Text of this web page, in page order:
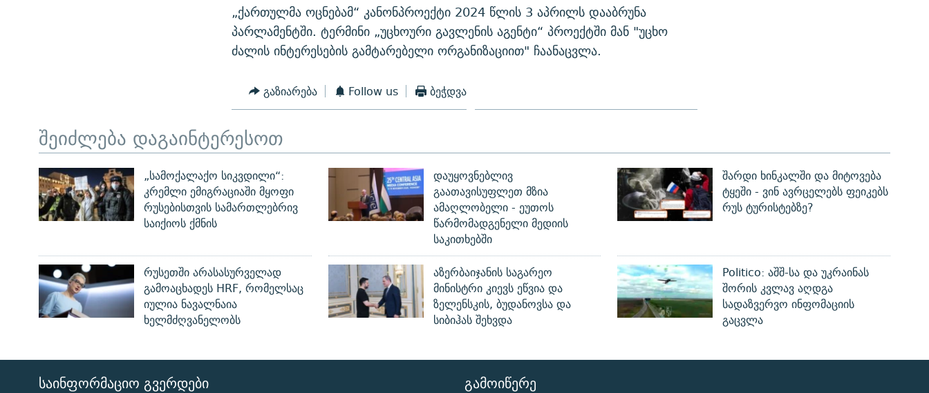
„ქართულმა ოცნებამ“ კანონპროექტი 2024 წლის 3 აპრილს დააბრუნა
პარლამენტში. ტერმინი „უცხოური გავლენის აგენტი“ პროექტში მან "უცხო
ძალის ინტერესების გამტარებელი ორგანიზაციით" ჩაანაცვლა.
გაზიარება Follow us ბეჭდვა
შეიძლება დაგაინტერესოთ
„სამოქალაქო სიკვდილი“:
კრემლი ემიგრაციაში მყოფი
რუსებისთვის სამართლებრივ
საიქიოს ქმნის
დაუყოვნებლივ
გაათავისუფლეთ მზია
ამაღლობელი - ეუთოს
წარმომადგენელი მედიის
საკითხებში
შარდი ხინკალში და მიტოვება
ტყეში - ვინ ავრცელებს ფეიკებს
რუს ტურისტებზე?
რუსეთში არასასურველად
გამოაცხადეს HRF, რომელსაც
იულია ნავალნაია
ხელმძღვანელობს
აზერბაიჯანის საგარეო
მინისტრი კიევს ეწვია და
ზელენსკის, ბუდანოვსა და
სიბიჰას შეხვდა
Politico: აშშ-სა და უკრაინას
შორის კვლავ აღდგა
სადაზვერვო ინფომაციის
გაცვლა
ᲒᲐᲛᲝᲘᲬᲔᲠᲔ
ᲡᲐᲘᲜᲤᲝᲠᲛᲐᲪᲘᲝ ᲒᲕᲔᲠᲓᲔᲑᲘ